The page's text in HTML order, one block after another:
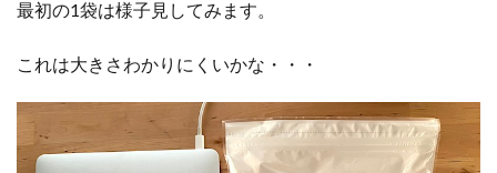
最初の1袋は様子見してみます。
これは大きさわかりにくいかな・・・